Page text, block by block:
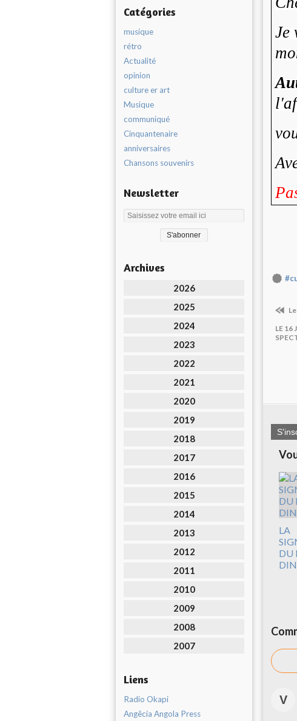
Catégories
musique
rétro
Actualité
opinion
culture er art
Musique
communiqué
Cinquantenaire
anniversaires
Chansons souvenirs
Newsletter
Archives
2026
2025
2024
2023
2022
2021
2020
2019
2018
2017
2016
2015
2014
2013
2012
2011
2010
2009
2008
2007
Liens
Radio Okapi
Angêcia Angola Press
Je
LE 16
LA
DU
V